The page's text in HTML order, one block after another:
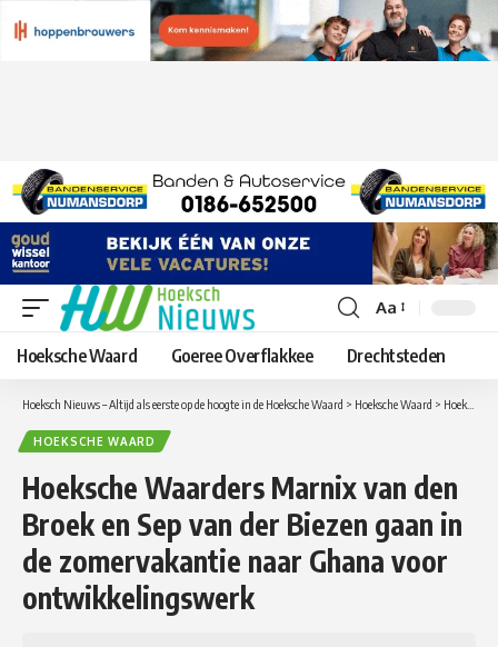
Lettergrootte
aanpassen
Aa
Hoeksche Waard Goeree Overflakkee Drechtsteden
Hoeksch Nieuws – Altijd als eerste op de hoogte in de Hoeksche Waard > Hoeksche Waard > Hoeksche Waarders Marnix van den Broek en Sep van der Biezen gaan in de zomervakantie naar Ghana voor ontwikkelingswerk
HOEKSCHE WAARD
Hoeksche Waarders Marnix van den
Broek en Sep van der Biezen gaan in
de zomervakantie naar Ghana voor
ontwikkelingswerk